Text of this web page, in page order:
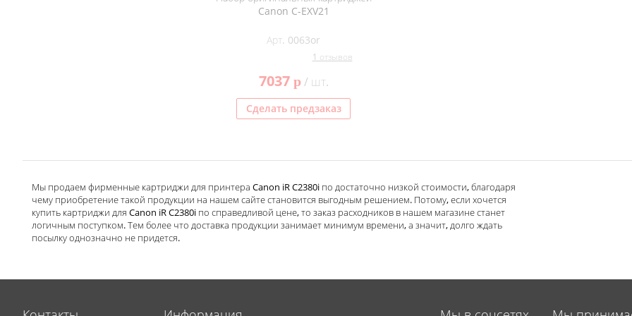
Canon C-EXV21
Арт. 0063or
1 отзывов
7037 p/ шт.
Сделать предзаказ
Мы продаем фирменные картриджи для принтера Canon iR C2380i по достаточно низкой стоимости, благодаря
чему приобретение такой продукции на нашем сайте становится выгодным решением. Потому, если хочется
купить картриджи для Canon iR C2380i по справедливой цене, то заказ расходников в нашем магазине станет
логичным поступком. Тем более что доставка продукции занимает минимум времени, а значит, долго ждать
посылку однозначно не придется.